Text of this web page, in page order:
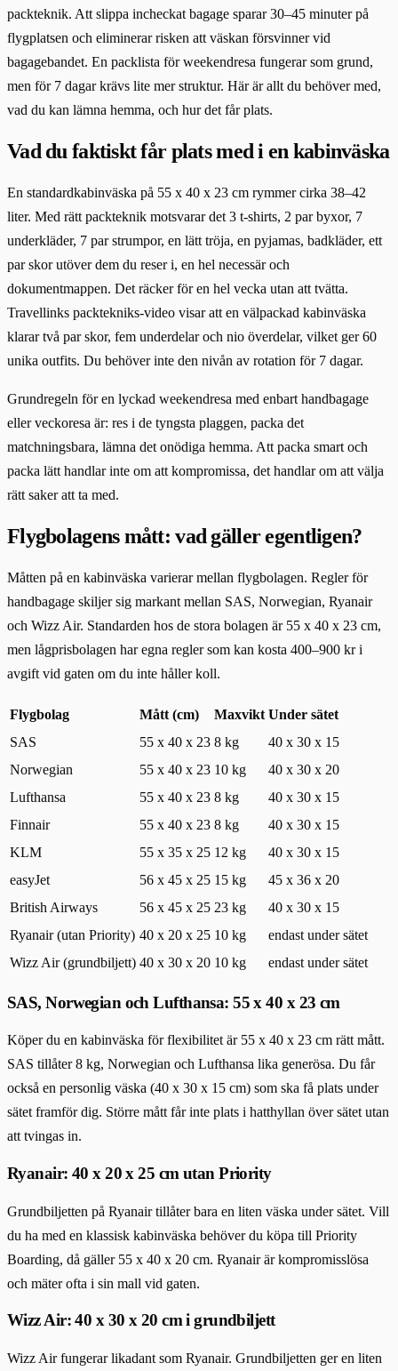
packteknik. Att slippa incheckat bagage sparar 30–45 minuter på
flygplatsen och eliminerar risken att väskan försvinner vid
bagagebandet. En packlista för weekendresa fungerar som grund,
men för 7 dagar krävs lite mer struktur. Här är allt du behöver med,
vad du kan lämna hemma, och hur det får plats.
Vad du faktiskt får plats med i en kabinväska
En standardkabinväska på 55 x 40 x 23 cm rymmer cirka 38–42
liter. Med rätt packteknik motsvarar det 3 t-shirts, 2 par byxor, 7
underkläder, 7 par strumpor, en lätt tröja, en pyjamas, badkläder, ett
par skor utöver dem du reser i, en hel necessär och
dokumentmappen. Det räcker för en hel vecka utan att tvätta.
Travellinks packtekniks-video visar att en välpackad kabinväska
klarar två par skor, fem underdelar och nio överdelar, vilket ger 60
unika outfits. Du behöver inte den nivån av rotation för 7 dagar.
Grundregeln för en lyckad weekendresa med enbart handbagage
eller veckoresa är: res i de tyngsta plaggen, packa det
matchningsbara, lämna det onödiga hemma. Att packa smart och
packa lätt handlar inte om att kompromissa, det handlar om att välja
rätt saker att ta med.
Flygbolagens mått: vad gäller egentligen?
Måtten på en kabinväska varierar mellan flygbolagen. Regler för
handbagage skiljer sig markant mellan SAS, Norwegian, Ryanair
och Wizz Air. Standarden hos de stora bolagen är 55 x 40 x 23 cm,
men lågprisbolagen har egna regler som kan kosta 400–900 kr i
avgift vid gaten om du inte håller koll.
Flygbolag Mått (cm) Maxvikt Under sätet
SAS
55 x 40 x 23 8 kg
40 x 30 x 15
Norwegian
55 x 40 x 23 10 kg
40 x 30 x 20
Lufthansa
55 x 40 x 23 8 kg
40 x 30 x 15
Finnair
55 x 40 x 23 8 kg
40 x 30 x 15
KLM
55 x 35 x 25 12 kg
40 x 30 x 15
easyJet
56 x 45 x 25 15 kg
45 x 36 x 20
British Airways
56 x 45 x 25 23 kg
40 x 30 x 15
Ryanair (utan Priority) 40 x 20 x 25 10 kg
endast under sätet
Wizz Air (grundbiljett) 40 x 30 x 20 10 kg endast under sätet
SAS, Norwegian och Lufthansa: 55 x 40 x 23 cm
Köper du en kabinväska för flexibilitet är 55 x 40 x 23 cm rätt mått.
SAS tillåter 8 kg, Norwegian och Lufthansa lika generösa. Du får
också en personlig väska (40 x 30 x 15 cm) som ska få plats under
sätet framför dig. Större mått får inte plats i hatthyllan över sätet utan
att tvingas in.
Ryanair: 40 x 20 x 25 cm utan Priority
Grundbiljetten på Ryanair tillåter bara en liten väska under sätet. Vill
du ha med en klassisk kabinväska behöver du köpa till Priority
Boarding, då gäller 55 x 40 x 20 cm. Ryanair är kompromisslösa
och mäter ofta i sin mall vid gaten.
Wizz Air: 40 x 30 x 20 cm i grundbiljett
Wizz Air fungerar likadant som Ryanair. Grundbiljetten ger en liten